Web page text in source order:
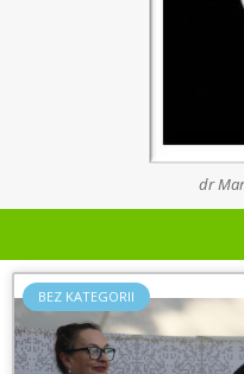
dr
BEZ KATEGORII